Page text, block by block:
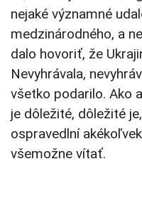
nejaké významné
medzinárodného, a
dalo hovoriť, že
Nevyhrávala,
všetko podarilo. Ako
je dôležité, dôležité
ospravedlní
všemožne vítať.